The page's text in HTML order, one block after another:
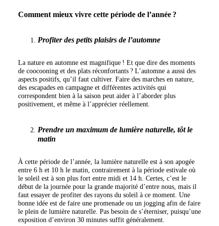
Comment mieux vivre cette période de l’année ?
Profiter des petits plaisirs de l’automne
La nature en automne est magnifique ! Et que dire des moments
de coocooning et des plats réconfortants ? L’automne a aussi des
aspects positifs, qu’il faut cultiver. Faire des marches en nature,
des escapades en campagne et différentes activités qui
correspondent bien à la saison peut aider à l’aborder plus
positivement, et même à l’apprécier réellement.
Prendre un maximum de lumière naturelle, tôt le
matin
À cette période de l’année, la lumière naturelle est à son apogée
entre 6 h et 10 h le matin, contrairement à la période estivale où
le soleil est à son plus fort entre midi et 14 h. Certes, c’est le
début de la journée pour la grande majorité d’entre nous, mais il
faut essayer de profiter des rayons du soleil à ce moment. Une
bonne idée est de faire une promenade ou un jogging afin de faire
le plein de lumière naturelle. Pas besoin de s’éterniser, puisqu’une
exposition d’environ 30 minutes suffit généralement.